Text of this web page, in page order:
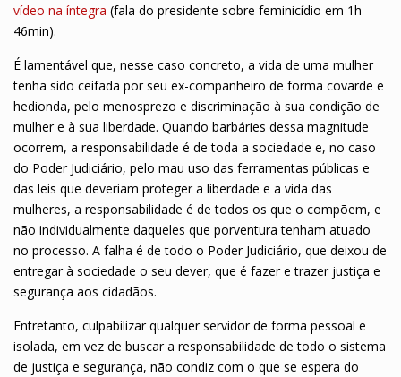
vídeo na íntegra (fala do presidente sobre feminicídio em 1h
46min).
É lamentável que, nesse caso concreto, a vida de uma mulher
tenha sido ceifada por seu ex-companheiro de forma covarde e
hedionda, pelo menosprezo e discriminação à sua condição de
mulher e à sua liberdade. Quando barbáries dessa magnitude
ocorrem, a responsabilidade é de toda a sociedade e, no caso
do Poder Judiciário, pelo mau uso das ferramentas públicas e
das leis que deveriam proteger a liberdade e a vida das
mulheres, a responsabilidade é de todos os que o compõem, e
não individualmente daqueles que porventura tenham atuado
no processo. A falha é de todo o Poder Judiciário, que deixou de
entregar à sociedade o seu dever, que é fazer e trazer justiça e
segurança aos cidadãos.
Entretanto, culpabilizar qualquer servidor de forma pessoal e
isolada, em vez de buscar a responsabilidade de todo o sistema
de justiça e segurança, não condiz com o que se espera do